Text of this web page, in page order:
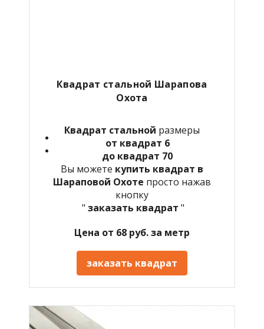
Квадрат стальной Шарапова
Охота
Квадрат стальной размеры
от квадрат 6
до квадрат 70
Вы можете купить квадрат в
Шараповой Охоте просто нажав
кнопку
" заказать квадрат "
Цена от 68 руб. за метр
заказать квадрат